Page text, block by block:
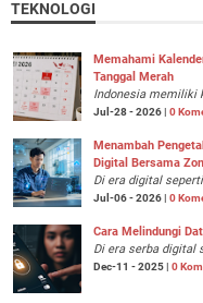
TEKNOLOGI
Memahami
Tanggal Merah
Indonesia memiliki
Jul-28 - 2026 | 0
Menambah
Digital Bersama
Di era digital
Jul-06 - 2026 | 0
Cara Melindungi
Di era serba digital
Dec-11 - 2025 | 0